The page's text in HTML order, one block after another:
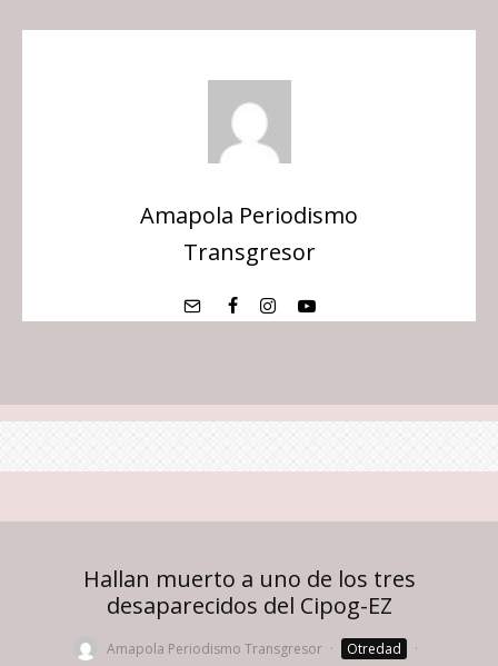
Amapola Periodismo
Transgresor
Hallan muerto a uno de los tres
desaparecidos del Cipog-EZ
Amapola Periodismo Transgresor · Otredad
·